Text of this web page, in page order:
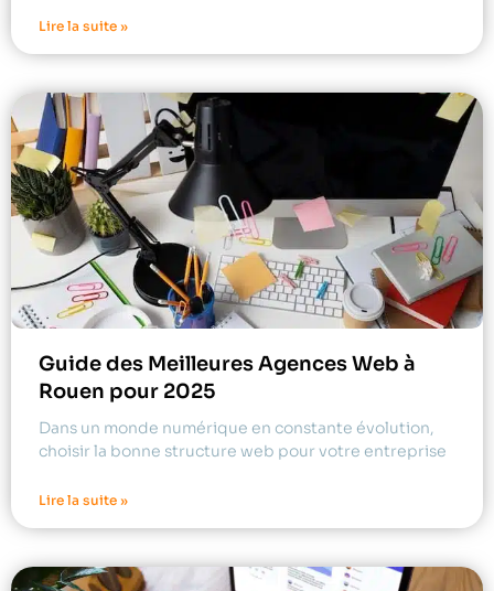
Lire la suite »
Guide des Meilleures Agences Web à
Rouen pour 2025
Dans un monde numérique en constante évolution,
choisir la bonne structure web pour votre entreprise
Lire la suite »